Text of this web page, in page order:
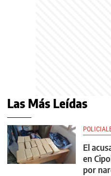
Las Más Leídas
El
en
por